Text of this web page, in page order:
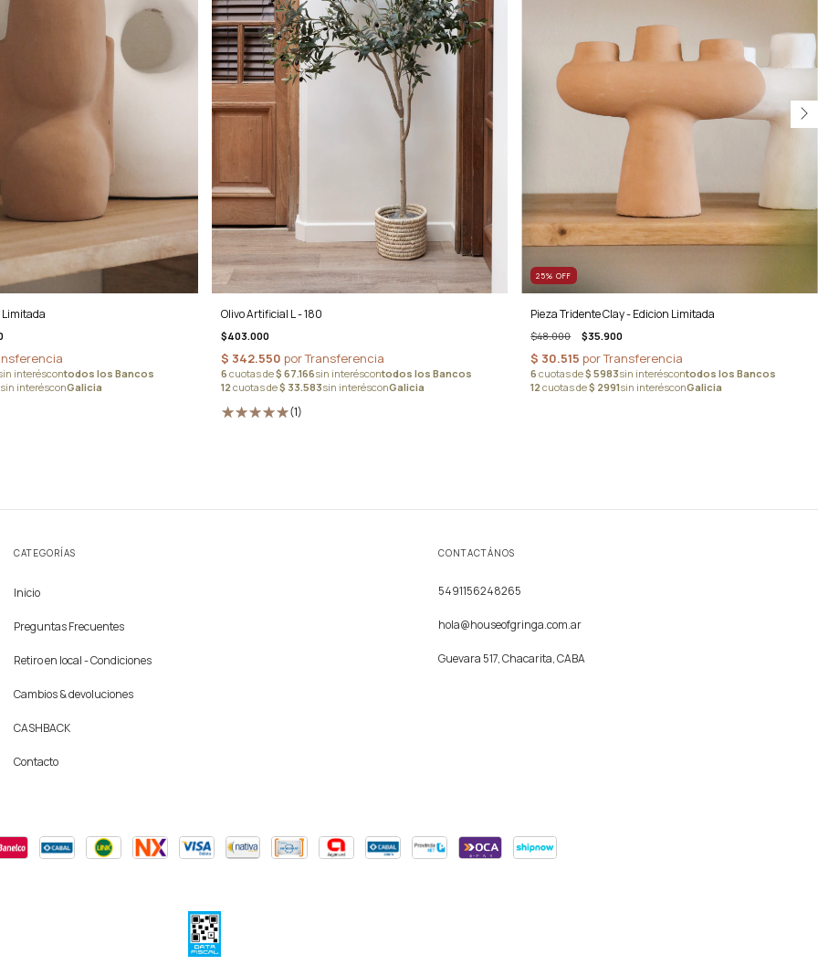
Limitada Olivo Artificial L - 180
$403.000
(1)
25%OFF
Pieza Tridente Clay - Edicion Limitada
$48.000 $35.900
CATEGORÍAS
Inicio
Preguntas Frecuentes
Retiro en local - Condiciones
Cambios & devoluciones
CASHBACK
Contacto
CONTACTÁNOS
5491156248265
hola@houseofgringa.com.ar
Guevara 517, Chacarita, CABA